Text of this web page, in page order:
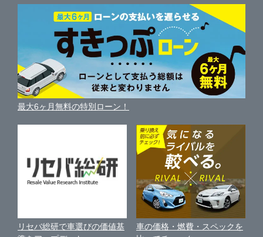
ガリバーアウトレット古川バイパス店
ガリバー仙台利府店
ガリバー仙台富谷店
宮城郡利府町
仙台・仙南
大崎・栗原・登米
石巻・東松島・気仙沼
中古車人気ランキング
自動車ローンを調べる
ガリバーの自動車ローン
車買い替えの基礎知識
近くのお店で車を探す
車を売る時よくある質問
便利な査定サービス
中古車買取相場（毎月更新）
車の個人売買ガイド
新車・中古車カタログ
車の燃費を調べる
車種別クチコミ
車比較サイト
サイトマップ
サイトの使用条件
利用規約
保険代理店業務に関する基本方針
古物営業法に基づく表示
お客様の声
最大6ヶ月無料の特別ローン！
リセバ総研で車選びの価値基
車の価格・燃費・スペックを